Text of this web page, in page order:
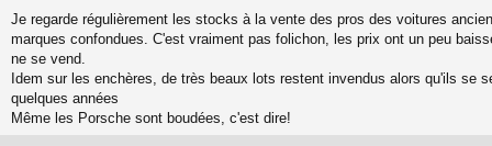
s
s
a
g
Je regarde régulièrement les stocks à la vente des pros des voitures
marques confondues. C'est vraiment pas folichon, les prix ont un peu
ne se vend.
Idem sur les enchères, de très beaux lots restent invendus alors qu'ils se
quelques années
Même les Porsche sont boudées, c'est dire!